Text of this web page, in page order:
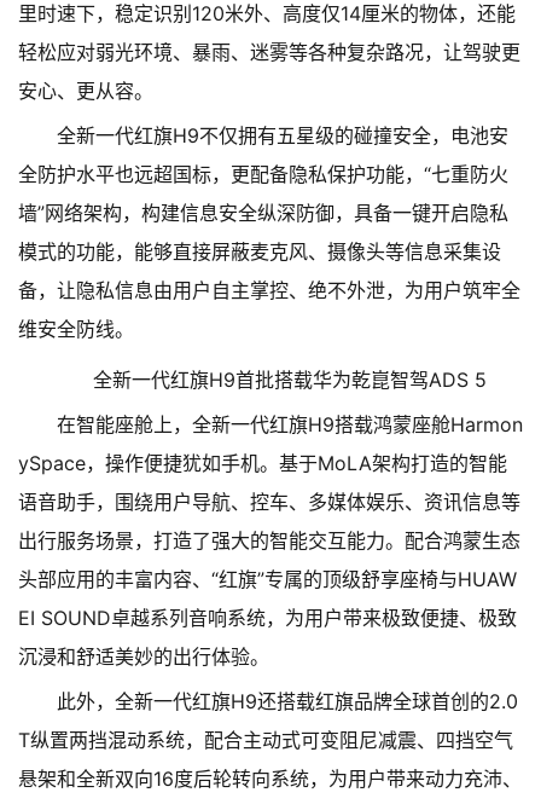
里时速下，稳定识别120米外、高度仅14厘米的物体，还能
轻松应对弱光环境、暴雨、迷雾等各种复杂路况，让驾驶更
安心、更从容。
全新一代红旗H9不仅拥有五星级的碰撞安全，电池安
全防护水平也远超国标，更配备隐私保护功能，“七重防火
墙”网络架构，构建信息安全纵深防御，具备一键开启隐私
模式的功能，能够直接屏蔽麦克风、摄像头等信息采集设
备，让隐私信息由用户自主掌控、绝不外泄，为用户筑牢全
维安全防线。
全新一代红旗H9首批搭载华为乾崑智驾ADS 5
在智能座舱上，全新一代红旗H9搭载鸿蒙座舱Harmon
ySpace，操作便捷犹如手机。基于MoLA架构打造的智能
语音助手，围绕用户导航、控车、多媒体娱乐、资讯信息等
出行服务场景，打造了强大的智能交互能力。配合鸿蒙生态
头部应用的丰富内容、“红旗”专属的顶级舒享座椅与HUAW
EI SOUND卓越系列音响系统，为用户带来极致便捷、极致
沉浸和舒适美妙的出行体验。
此外，全新一代红旗H9还搭载红旗品牌全球首创的2.0
T纵置两挡混动系统，配合主动式可变阻尼减震、四挡空气
悬架和全新双向16度后轮转向系统，为用户带来动力充沛、